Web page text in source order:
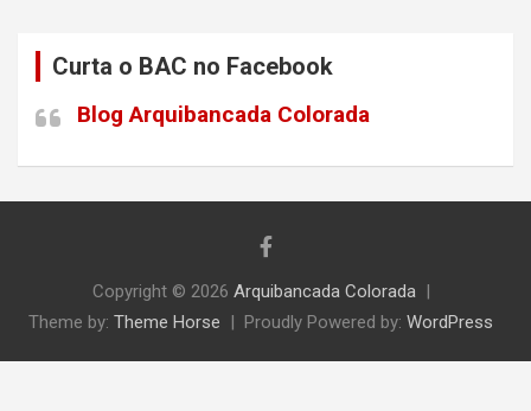
Curta o BAC no Facebook
Blog Arquibancada Colorada
Copyright © 2026 Arquibancada Colorada
Theme by: Theme Horse Proudly Powered by: WordPress